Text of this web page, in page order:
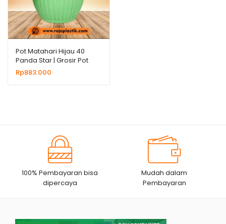
Pot Matahari Hijau 40
Panda Star | Grosir Pot
Plastik Untuk Bunga
Tanaman Hias
Rp883.000
100% Pembayaran bisa
dipercaya
Mudah dalam
Pembayaran